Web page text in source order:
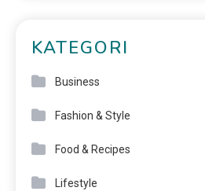
KATEGORI
Business
Fashion & Style
Food & Recipes
Lifestyle